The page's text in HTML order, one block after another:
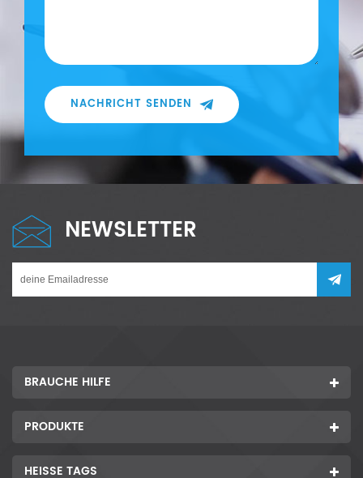
NACHRICHT SENDEN
NEWSLETTER
BRAUCHE HILFE
PRODUKTE
HEISSE TAGS